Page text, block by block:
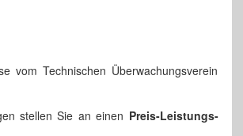
vom Technischen Überwachungsverein
stellen Sie an einen Preis-Leistungs-